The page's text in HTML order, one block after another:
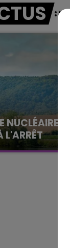
7h00 - 12h00
END
NUCLÉAIRE
L'ARRÊT
semaine que
est à